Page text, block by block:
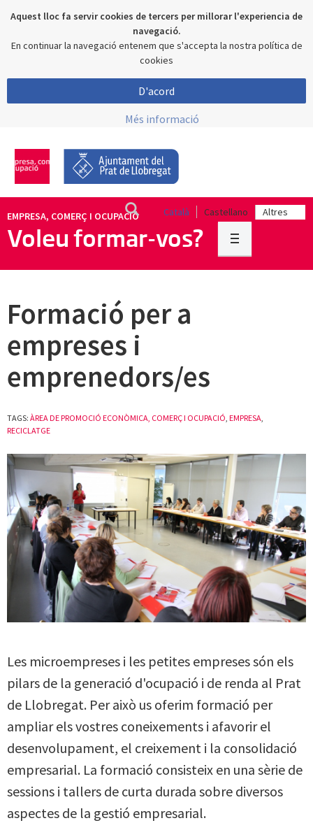
Aquest lloc fa servir cookies de tercers per millorar l'experiencia de
navegació.
En continuar la navegació entenem que s'accepta la nostra política de
cookies
D'acord
Més informació
Català Castellano
EMPRESA, COMERÇ I OCUPACIÓ
Voleu formar-vos?
Formació per a
empreses i
emprenedors/es
TAGS: ÀREA DE PROMOCIÓ ECONÒMICA, COMERÇ I OCUPACIÓ, EMPRESA,
RECICLATGE
Les microempreses i les petites empreses són els
pilars de la generació d'ocupació i de renda al Prat
de Llobregat. Per això us oferim formació per
ampliar els vostres coneixements i afavorir el
desenvolupament, el creixement i la consolidació
empresarial. La formació consisteix en una sèrie de
sessions i tallers de curta durada sobre diversos
aspectes de la gestió empresarial.